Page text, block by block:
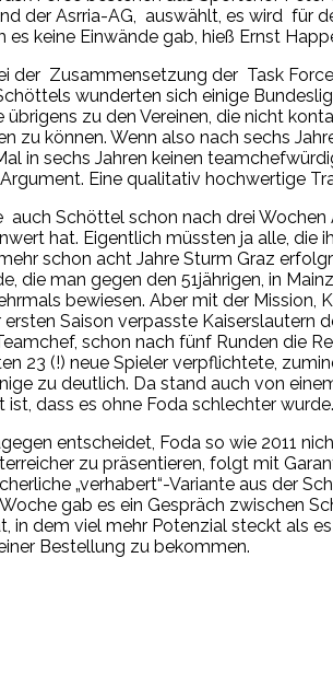
der Asrria-AG, auswählt, es wird für
es keine Einwände gab, hieß Ernst
der Zusammensetzung der Task
wunderten sich einige
zu den Vereinen, die nicht
zu können. Wenn also nach sechs
in sechs Jahren keinen
Eine qualitativ hochwertige
Schöttel schon nach drei
hat. Eigentlich müssten ja alle,
schon acht Jahre Sturm Graz
die man gegen den 51jährigen, in
bewiesen. Aber mit der Mission,
Saison verpasste
schon nach fünf Runden die
23 (!) neue Spieler verpflichtete,
zu deutlich. Da stand auch von
ist, dass es ohne Foda schlechter
entscheidet, Foda so wie 2011
zu präsentieren, folgt mit
„verhabert“-Variante aus der
gab es ein Gespräch zwischen
in dem viel mehr Potenzial steckt als
Bestellung zu bekommen.